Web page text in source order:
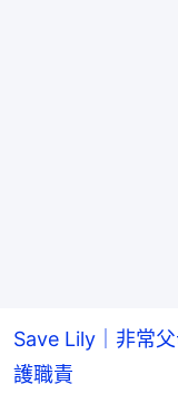
Save Lily｜非常
護職責